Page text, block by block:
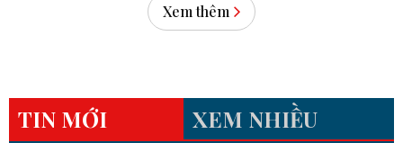
Xem thêm
TIN MỚI XEM NHIỀU